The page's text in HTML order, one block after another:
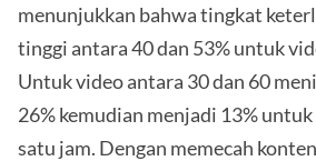
menunjukkan bahwa tingkat
tinggi antara 40 dan 53% untuk
Untuk video antara 30 dan 60
26% kemudian menjadi 13%
satu jam. Dengan memecah